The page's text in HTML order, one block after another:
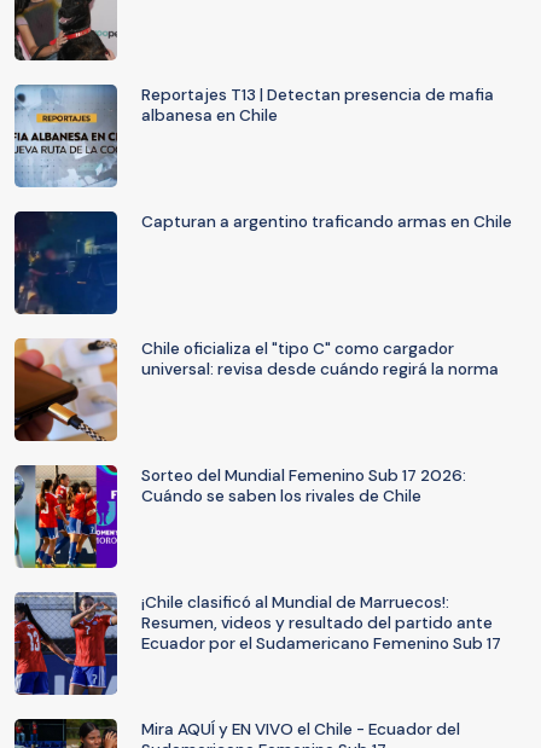
Reportajes T13 | Detectan presencia de mafia
albanesa en Chile
Capturan a argentino traficando armas en Chile
Chile oficializa el "tipo C" como cargador
universal: revisa desde cuándo regirá la norma
Sorteo del Mundial Femenino Sub 17 2026:
Cuándo se saben los rivales de Chile
¡Chile clasificó al Mundial de Marruecos!:
Resumen, videos y resultado del partido ante
Ecuador por el Sudamericano Femenino Sub 17
Mira AQUÍ y EN VIVO el Chile - Ecuador del